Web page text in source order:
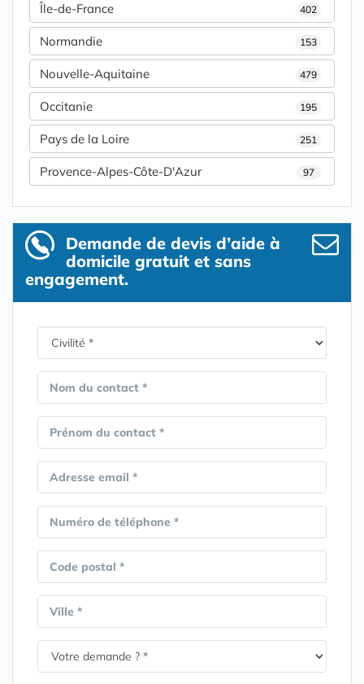
Île-de-France 402
Normandie 153
Nouvelle-Aquitaine 479
Occitanie 195
Pays de la Loire 251
Provence-Alpes-Côte-D'Azur 97
Demande de devis d’aide à
domicile gratuit et sans
engagement.
Nom du contact *
Prénom du contact *
Adresse email *
Numéro de téléphone *
Code postal *
Ville *